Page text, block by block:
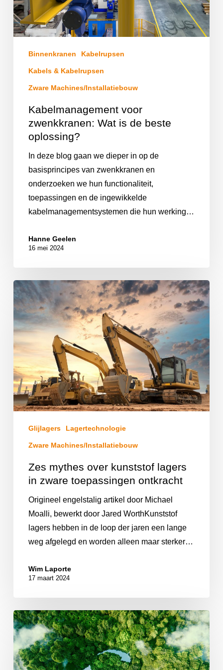
Binnenkranen Kabelrupsen
Kabels & Kabelrupsen
Zware Machines/Installatiebouw
Kabelmanagement voor
zwenkkranen: Wat is de beste
oplossing?
In deze blog gaan we dieper in op de
basisprincipes van zwenkkranen en
onderzoeken we hun functionaliteit,
toepassingen en de ingewikkelde
kabelmanagementsystemen die hun werking…
Hanne Geelen
16 mei 2024
Glijlagers Lagertechnologie
Zware Machines/Installatiebouw
Zes mythes over kunststof lagers
in zware toepassingen ontkracht
Origineel engelstalig artikel door Michael
Moalli, bewerkt door Jared WorthKunststof
lagers hebben in de loop der jaren een lange
weg afgelegd en worden alleen maar sterker…
Wim Laporte
17 maart 2024